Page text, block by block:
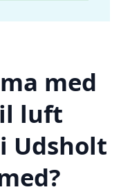
med
luft
Udsholt